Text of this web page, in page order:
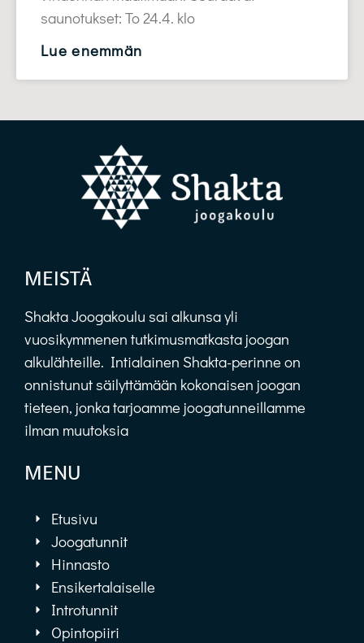
saunotukset: To 24.4. klo
Lue enemmän
MEISTÄ
Shakta Joogakoulu sai alkunsa yli
vuosikymmenen tutkimusmatkasta joogan
alkulähteille. Intialainen Shakta-perinne on
onnistunut säilyttämään kokonaisen joogan
tieteen, jonka tarjoamme joogatunneillamme
ilman muutoksia
MENU
Etusivu
Joogatunnit
Hinnasto
Ensikertalaiselle
Introtunnit
Opintopiiri